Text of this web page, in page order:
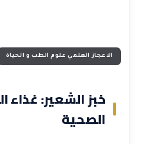
الاعجاز العلمي علوم الطب و الحياة
خبز الشعير: غذاء
الصحية